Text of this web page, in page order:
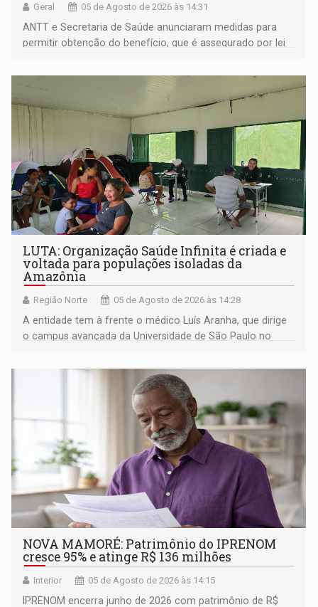
Geral 05 de Agosto de 2026 às 14:31
ANTT e Secretaria de Saúde anunciaram medidas para
permitir obtenção do benefício, que é assegurado por lei
LUTA: Organização Saúde Infinita é criada e
voltada para populações isoladas da
Amazônia
Região Norte 05 de Agosto de 2026 às 14:28
A entidade tem à frente o médico Luís Aranha, que dirige
o campus avançada da Universidade de São Paulo no
NOVA MAMORÉ: Patrimônio do IPRENOM
cresce 95% e atinge R$ 136 milhões
Interior 05 de Agosto de 2026 às 14:15
IPRENOM encerra junho de 2026 com patrimônio de R$